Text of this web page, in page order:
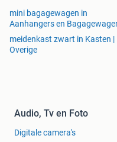
De prijs voor elke pup
voor tricolour en blue
2500euro.
Aarzel niet om contact
mini bagagewagen in
Aanhangers en
meidenkast zwart in Kasten |
Overige
Audio, Tv en Foto
Digitale camera's